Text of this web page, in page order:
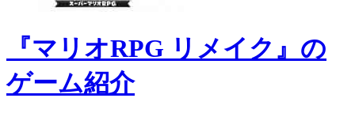
『マリオRPG リメイク』の
ゲーム紹介